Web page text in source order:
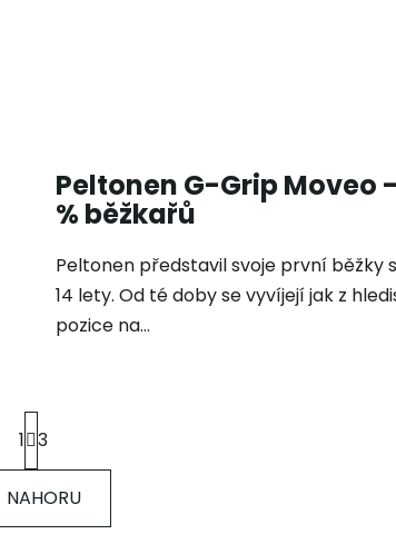
Peltonen G-Grip Moveo
% běžkařů
Peltonen představil svoje první běžky
14 lety. Od té doby se vyvíjejí jak z
pozice na...
O
v
l
S
t
r
á
n
k
1 3
NAHORU